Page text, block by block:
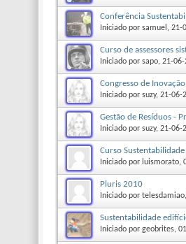
Conferência
Iniciado por samuel‎, 21-
Curso de assessores
Iniciado por sapo‎, 21-
Congresso de
Iniciado por suzy‎, 21-06-
Gestão de Resíduos -
Iniciado por suzy‎, 21-06-
Curso
Iniciado por luismorato‎,
Pluris 2010
Iniciado por telesdamiao
Sustentabilidade
Iniciado por geobrites‎,